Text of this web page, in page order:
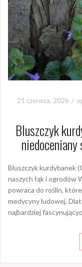
21 czerwca, 2026
Bluszczyk
Bluszczyk kurdybanek
naszych łąk i ogrodów
powraca do roślin,
medycyny ludowej.
najbardziej